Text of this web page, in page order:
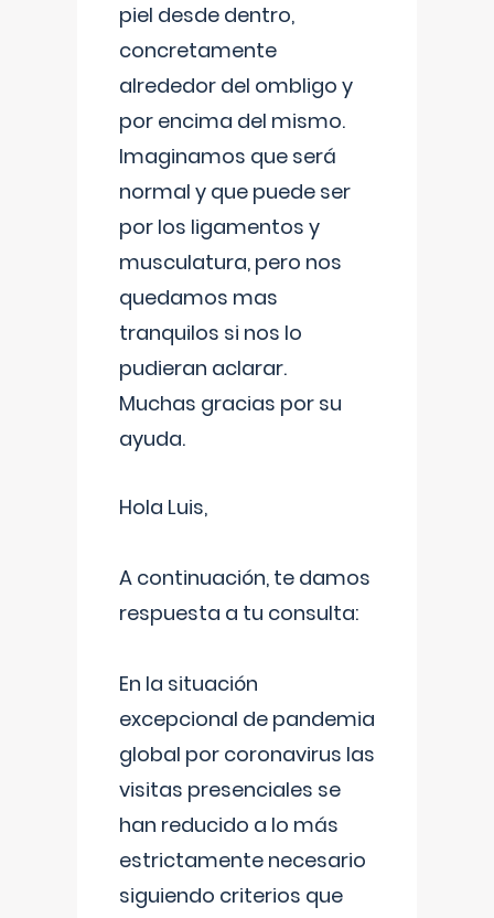
piel desde dentro,
concretamente
alrededor del ombligo y
por encima del mismo.
Imaginamos que será
normal y que puede ser
por los ligamentos y
musculatura, pero nos
quedamos mas
tranquilos si nos lo
pudieran aclarar.
Muchas gracias por su
ayuda.
Hola Luis,
A continuación, te damos
respuesta a tu consulta:
En la situación
excepcional de pandemia
global por coronavirus las
visitas presenciales se
han reducido a lo más
estrictamente necesario
siguiendo criterios que